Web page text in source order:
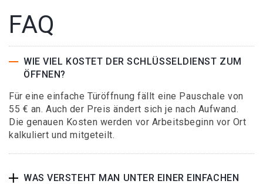
FAQ
WIE VIEL KOSTET DER SCHLÜSSELDIENST ZUM
ÖFFNEN?
Für eine einfache Türöffnung fällt eine Pauschale von
55 € an. Auch der Preis ändert sich je nach Aufwand.
Die genauen Kosten werden vor Arbeitsbeginn vor Ort
kalkuliert und mitgeteilt.
WAS VERSTEHT MAN UNTER EINER EINFACHEN